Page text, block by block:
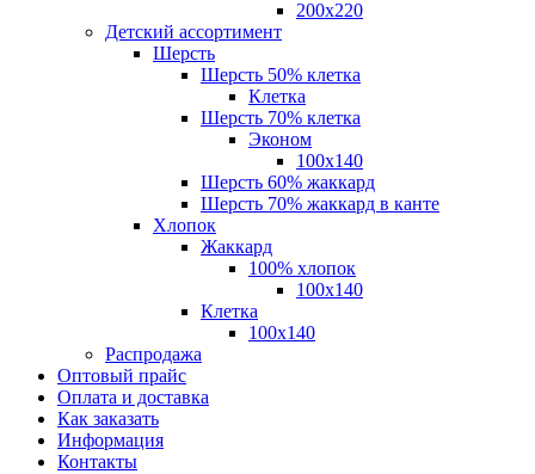
200х220
Детский ассортимент
Шерсть
Шерсть 50% клетка
Клетка
Шерсть 70% клетка
Эконом
100x140
Шерсть 60% жаккард
Шерсть 70% жаккард в канте
Хлопок
Жаккард
100% хлопок
100x140
Клетка
100х140
Распродажа
Оптовый прайс
Оплата и доставка
Как заказать
Информация
Контакты